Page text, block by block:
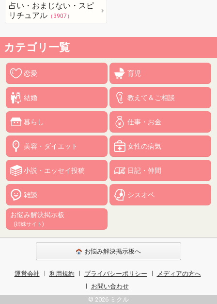
占い・おまじない・スピ
リチュアル （3907）
カテゴリ一覧
恋愛 育児
結婚 教えて＆ご相談
暮らし 仕事・お金
美容・ダイエット 女性の病気
小説・エッセイ投稿 日記・仲間
雑談 シスオペ
お悩み解決掲示板
(姉妹サイト)
お悩み解決掲示板へ
運営会社 利用規約 プライバシーポリシー
メディアの方へ
お問い合わせ
© 2026 ミクル